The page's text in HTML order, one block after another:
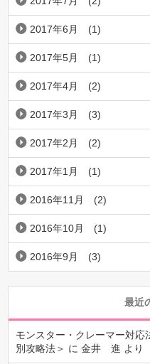
2017年6月 (1)
2017年5月 (1)
2017年4月 (2)
2017年3月 (3)
2017年2月 (2)
2017年1月 (1)
2016年11月 (2)
2016年10月 (1)
2016年9月 (3)
最近
モンスター・クレーマー対
別攻略法＞ に金井 進 より